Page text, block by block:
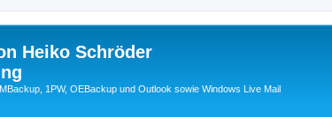
Heiko Schröder
1PW, OEBackup und Outlook sowie Windows Live Mail